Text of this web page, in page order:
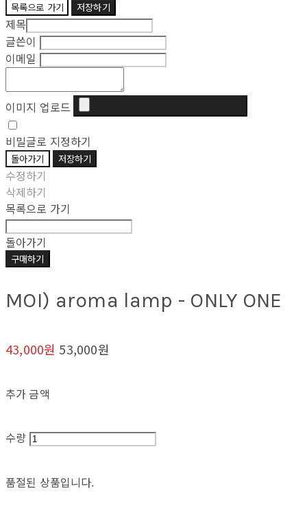
목록으로 가기 저장하기
제목
글쓴이
이메일
이미지 업로드
비밀글로 지정하기
돌아가기 저장하기
수정하기
삭제하기
목록으로 가기
돌아가기
구매하기
MOI) aroma lamp - ONLY ONE
43,000원 53,000원
추가 금액
수량
품절된 상품입니다.